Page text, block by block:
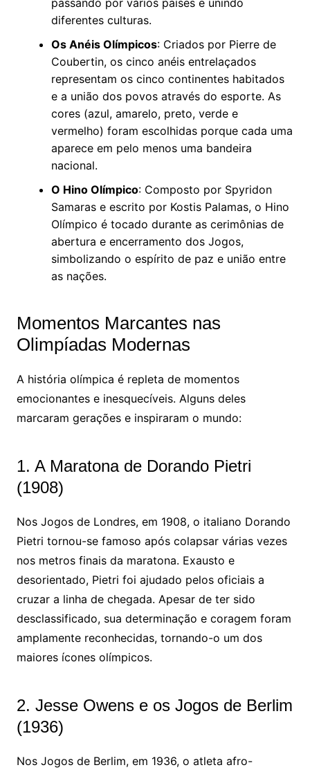
diferentes culturas.
Os Anéis Olímpicos: Criados por Pierre de
Coubertin, os cinco anéis entrelaçados
representam os cinco continentes habitados
e a união dos povos através do esporte. As
cores (azul, amarelo, preto, verde e
vermelho) foram escolhidas porque cada uma
aparece em pelo menos uma bandeira
nacional.
O Hino Olímpico: Composto por Spyridon
Samaras e escrito por Kostis Palamas, o Hino
Olímpico é tocado durante as cerimônias de
abertura e encerramento dos Jogos,
simbolizando o espírito de paz e união entre
as nações.
Momentos Marcantes nas
Olimpíadas Modernas
A história olímpica é repleta de momentos
emocionantes e inesquecíveis. Alguns deles
marcaram gerações e inspiraram o mundo:
1. A Maratona de Dorando Pietri
(1908)
Nos Jogos de Londres, em 1908, o italiano Dorando
Pietri tornou-se famoso após colapsar várias vezes
nos metros finais da maratona. Exausto e
desorientado, Pietri foi ajudado pelos oficiais a
cruzar a linha de chegada. Apesar de ter sido
desclassificado, sua determinação e coragem foram
amplamente reconhecidas, tornando-o um dos
maiores ícones olímpicos.
2. Jesse Owens e os Jogos de Berlim
(1936)
Nos Jogos de Berlim, em 1936, o atleta afro-